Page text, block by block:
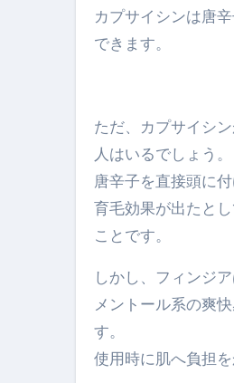
金融
意外
アフ
【
【
【
カプサイシンは唐
できます。
ただ、カプサイシ
人はいるでしょう。
唐辛子を直接頭に
育毛効果が出たと
ことです。
しかし、フィンジ
メントール系の爽
す。
使用時に肌へ負担